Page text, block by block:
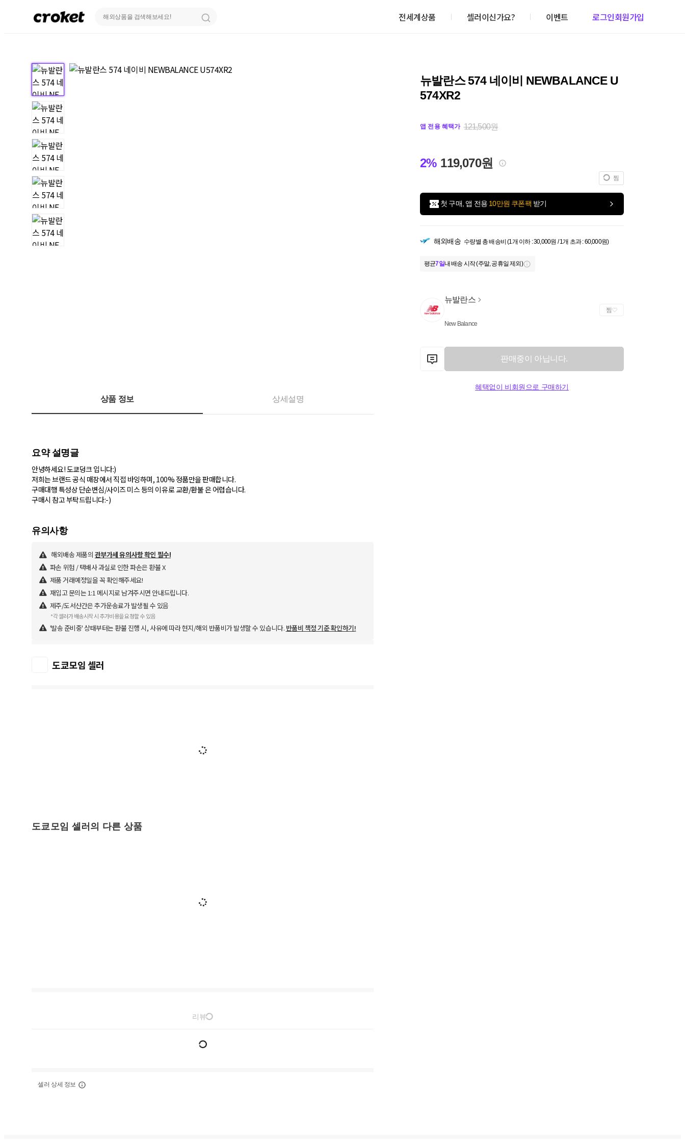
전세계상품 셀러이신가요? 이벤트 로그인회원가입
뉴발란스 574 네이비 NEWBALANCE U
574XR2
앱 전용 혜택가 121,500원
2% 119,070원
찜
첫 구매, 앱 전용 10만원 쿠폰팩 받기
해외배송 수량별 총 배송비 (1개 이하 : 30,000원 / 1개 초과 : 60,000원)
평균7일내 배송 시작 (주말, 공휴일 제외)
뉴발란스
New Balance
찜
판매중이 아닙니다.
혜택없이 비회원으로 구매하기
상품 정보 상세설명
요약 설명글
안녕하세요! 도쿄덩크 입니다:)
저희는 브랜드 공식 매장에서 직접 바잉하며, 100% 정품만을 판매합니다.
구매대행 특성상 단순변심/사이즈 미스 등의 이유로 교환/환불 은 어렵습니다.
구매시 참고 부탁드립니다:-)
유의사항
해외배송 제품의 관부가세 유의사항 확인 필수!
파손 위험 / 택배사 과실로 인한 파손은 환불 X
제품 거래예정일을 꼭 확인해주세요!
재입고 문의는 1:1 메시지로 남겨주시면 안내드립니다.
제주/도서산간은 추가운송료가 발생될 수 있음
*각 셀러가 배송시작 시 추가비용을 요청할 수 있음
'발송 준비중' 상태부터는 환불 진행 시, 사유에 따라 현지/해외 반품비가 발생할 수 있습니다. 반품비 책정 기준 확인하기!
도쿄모임 셀러
도쿄모임 셀러의 다른 상품
리뷰
셀러 상세 정보